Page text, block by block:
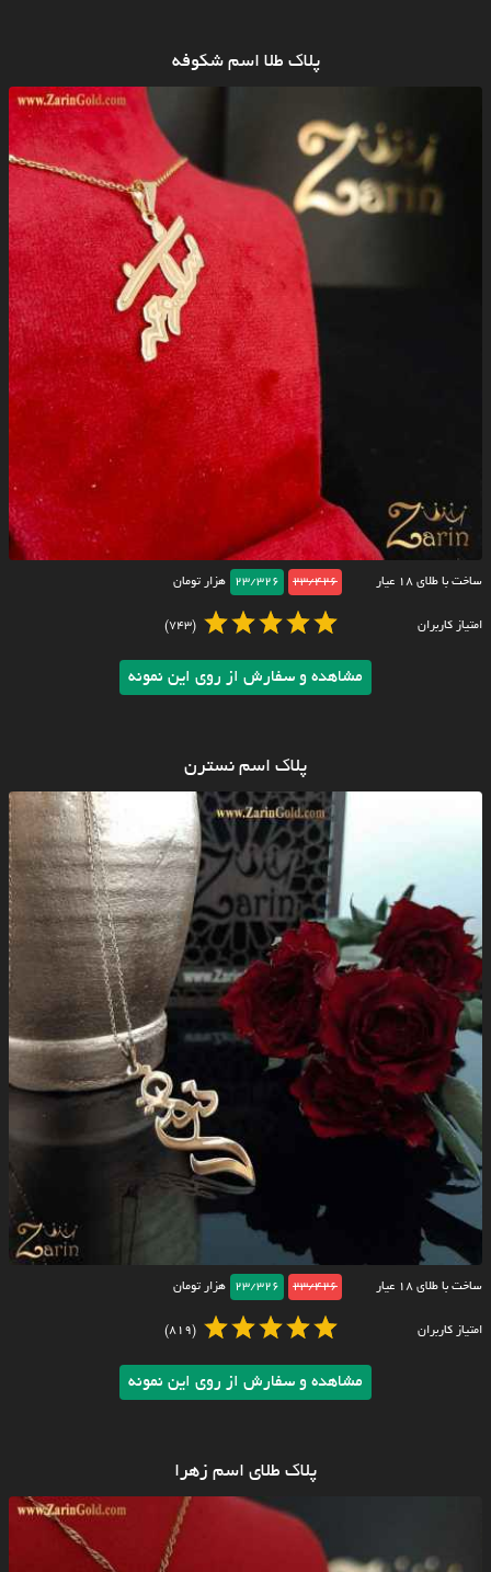
پلاک طلا اسم شکوفه
ساخت با طلای ۱۸ عیار 23/426
23/326 هزار تومان
امتیاز کاربران (743)
مشاهده و سفارش از روی این نمونه
پلاک اسم نسترن
ساخت با طلای ۱۸ عیار 23/426
23/326 هزار تومان
امتیاز کاربران (819)
مشاهده و سفارش از روی این نمونه
پلاک طلای اسم زهرا